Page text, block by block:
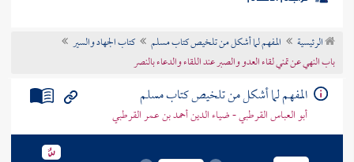
موضوعي
تراجم الأعلام
الرئيسية المفهم لما أشكل من تلخيص كتاب مسلم
كتاب الجهاد والسير
باب النهي عن تمني لقاء العدو والصبر عند اللقاء والدعاء بالنصر
المفهم لما أشكل من تلخيص كتاب مسلم
أبو العباس القرطبي - ضياء الدين أحمد بن عمر القرطبي